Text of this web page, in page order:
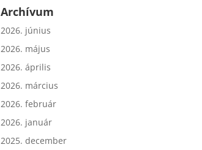
Archívum
2026. június
2026. május
2026. április
2026. március
2026. február
2026. január
2025. december